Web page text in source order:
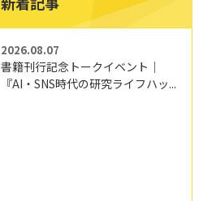
2026.08.07
書籍刊行記念トークイベント｜
『AI・SNS時代の研究ライフハッ...